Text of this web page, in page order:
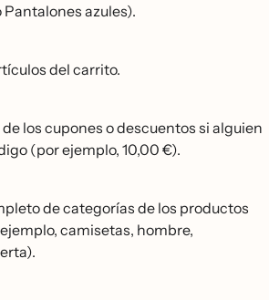
azules).
del carrito.
los cupones o descuentos si alguien
(por ejemplo, 10,00 €).
de categorías de los productos
camisetas, hombre,